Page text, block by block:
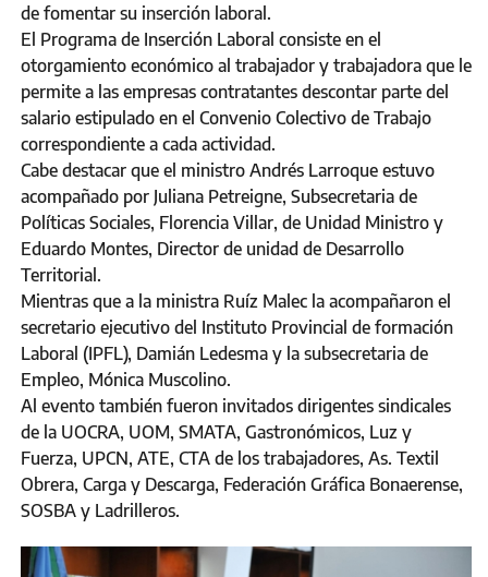
de fomentar su inserción laboral.
El Programa de Inserción Laboral consiste en el
otorgamiento económico al trabajador y trabajadora que le
permite a las empresas contratantes descontar parte del
salario estipulado en el Convenio Colectivo de Trabajo
correspondiente a cada actividad.
Cabe destacar que el ministro Andrés Larroque estuvo
acompañado por Juliana Petreigne, Subsecretaria de
Políticas Sociales, Florencia Villar, de Unidad Ministro y
Eduardo Montes, Director de unidad de Desarrollo
Territorial.
Mientras que a la ministra Ruíz Malec la acompañaron el
secretario ejecutivo del Instituto Provincial de formación
Laboral (IPFL), Damián Ledesma y la subsecretaria de
Empleo, Mónica Muscolino.
Al evento también fueron invitados dirigentes sindicales
de la UOCRA, UOM, SMATA, Gastronómicos, Luz y
Fuerza, UPCN, ATE, CTA de los trabajadores, As. Textil
Obrera, Carga y Descarga, Federación Gráfica Bonaerense,
SOSBA y Ladrilleros.